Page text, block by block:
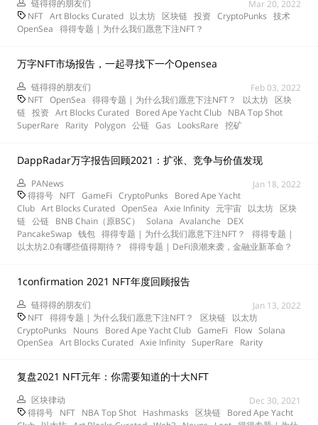
链得得的朋友们
Mar 20, 2022
NFT Art Blocks Curated 以太坊 区块链 投资 CryptoPunks 技术
OpenSea 得得专题 | 为什么我们愿意下注NFT？
万字NFT市场报告，一起寻找下一个Opensea
链得得的朋友们
Feb 03, 2022
NFT OpenSea 得得专题 | 为什么我们愿意下注NFT？ 以太坊 区块
链 投资 Art Blocks Curated Bored Ape Yacht Club NBA Top Shot
SuperRare
Rarity Polygon 公链 Gas LooksRare 挖矿
DappRadar万字报告回顾2021：扩张、竞争与价值发现
PANews
Jan 18, 2022
得得号 NFT GameFi CryptoPunks
Bored Ape Yacht
Club Art Blocks Curated OpenSea Axie Infinity 元宇宙 以太坊 区块
链 公链 BNB Chain（原BSC） Solana Avalanche
DEX
PancakeSwap 钱包 得得专题 | 为什么我们愿意下注NFT？
得得专题 |
以太坊2.0有哪些值得期待？
得得专题 | DeFi浪潮来袭，金融业新革命？
1confirmation 2021 NFT年度回顾报告
链得得的朋友们
Jan 13, 2022
NFT 得得专题 | 为什么我们愿意下注NFT？ 区块链 以太坊
CryptoPunks
Nouns Bored Ape Yacht Club GameFi Flow Solana
OpenSea Art Blocks Curated Axie Infinity SuperRare Rarity
复盘2021 NFT元年：你需要知道的十大NFT
区块律动
Dec 30, 2021
得得号 NFT NBA Top Shot Hashmasks 区块链 Bored Ape Yacht